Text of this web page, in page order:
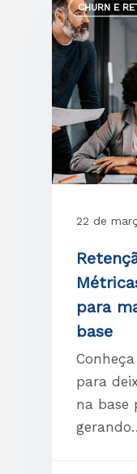
CHURN E
22 de
para
base
para
na base